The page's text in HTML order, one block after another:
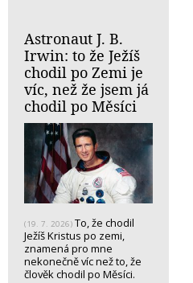
Astronaut J. B.
Irwin: to že Ježíš
chodil po Zemi je
víc, než že jsem já
chodil po Měsíci
(19. 7. 2026) To, že chodil
Ježíš Kristus po zemi,
znamená pro mne
nekonečně víc než to, že
člověk chodil po Měsíci.